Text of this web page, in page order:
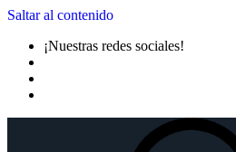
Saltar al contenido
¡Nuestras redes sociales!